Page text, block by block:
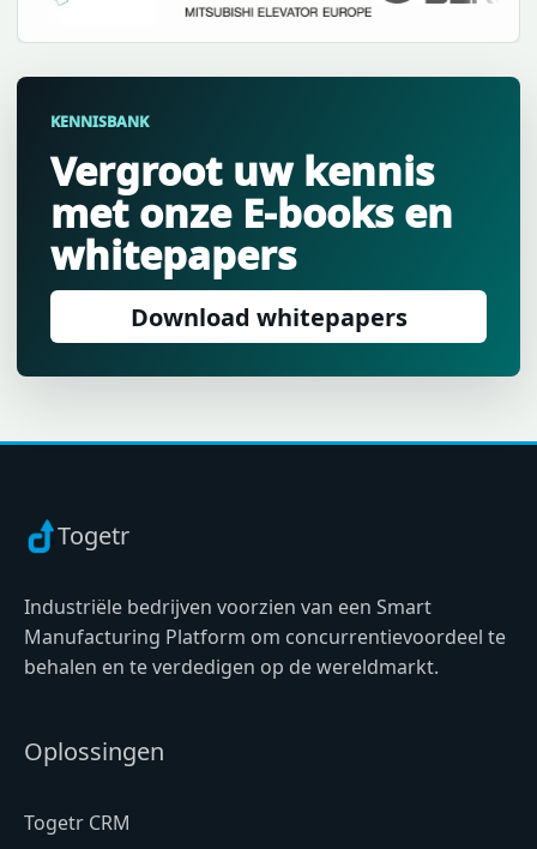
KENNISBANK
Vergroot uw kennis
met onze E-books en
whitepapers
Download whitepapers
Togetr
Industriële bedrijven voorzien van een Smart
Manufacturing Platform om concurrentievoordeel te
behalen en te verdedigen op de wereldmarkt.
Oplossingen
Togetr CRM